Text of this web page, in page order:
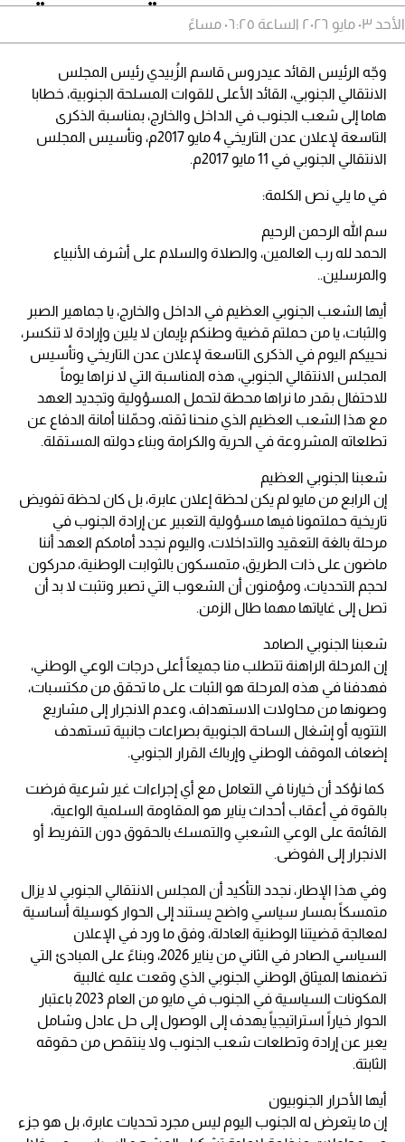
الأحد ٠٣ مايو ٢٠٢٦ الساعة ٠٦:٢٥ مساءً
وجّه الرئيس القائد عيدروس قاسم الزُبيدي رئيس المجلس
الانتقالي الجنوبي، القائد الأعلى للقوات المسلحة الجنوبية، خطابا
هاما إلى شعب الجنوب في الداخل والخارج، بمناسبة الذكرى
التاسعة لإعلان عدن التاريخي 4 مايو 2017م، وتأسيس المجلس
الانتقالي الجنوبي في 11 مايو 2017م.
في ما يلي نص الكلمة:
سم الله الرحمن الرحيم
الحمد لله رب العالمين، والصلاة والسلام على أشرف الأنبياء
والمرسلين..
أيها الشعب الجنوبي العظيم في الداخل والخارج، يا جماهير الصبر
والثبات، يا من حملتم قضية وطنكم بإيمان لا يلين وإرادة لا تنكسر،
نحييكم اليوم في الذكرى التاسعة لإعلان عدن التاريخي وتأسيس
المجلس الانتقالي الجنوبي، هذه المناسبة التي لا نراها يوماً
للاحتفال بقدر ما نراها محطة لتحمل المسؤولية وتجديد العهد
مع هذا الشعب العظيم الذي منحنا ثقته، وحمّلنا أمانة الدفاع عن
تطلعاته المشروعة في الحرية والكرامة وبناء دولته المستقلة.
شعبنا الجنوبي العظيم
إن الرابع من مايو لم يكن لحظة إعلان عابرة، بل كان لحظة تفويض
تاريخية حملتمونا فيها مسؤولية التعبير عن إرادة الجنوب في
مرحلة بالغة التعقيد والتداخلات، واليوم نجدد أمامكم العهد أننا
ماضون على ذات الطريق، متمسكون بالثوابت الوطنية، مدركون
لحجم التحديات، ومؤمنون أن الشعوب التي تصبر وتثبت لا بد أن
تصل إلى غاياتها مهما طال الزمن.
شعبنا الجنوبي الصامد
إن المرحلة الراهنة تتطلب منا جميعاً أعلى درجات الوعي الوطني،
فهدفنا في هذه المرحلة هو الثبات على ما تحقق من مكتسبات،
وصونها من محاولات الاستهداف، وعدم الانجرار إلى مشاريع
التتويه أو إشغال الساحة الجنوبية بصراعات جانبية تستهدف
إضعاف الموقف الوطني وإرباك القرار الجنوبي.
كما نؤكد أن خيارنا في التعامل مع أي إجراءات غير شرعية فرضت
بالقوة في أعقاب أحداث يناير هو المقاومة السلمية الواعية،
القائمة على الوعي الشعبي والتمسك بالحقوق دون التفريط أو
الانجرار إلى الفوضى.
وفي هذا الإطار، نجدد التأكيد أن المجلس الانتقالي الجنوبي لا يزال
متمسكاً بمسار سياسي واضح يستند إلى الحوار كوسيلة أساسية
لمعالجة قضيتنا الوطنية العادلة، وفق ما ورد في الإعلان
السياسي الصادر في الثاني من يناير 2026، وبناءً على المبادئ التي
تضمنها الميثاق الوطني الجنوبي الذي وقعت عليه غالبية
المكونات السياسية في الجنوب في مايو من العام 2023 باعتبار
الحوار خياراً استراتيجياً يهدف إلى الوصول إلى حل عادل وشامل
يعبر عن إرادة وتطلعات شعب الجنوب ولا ينتقص من حقوقه
الثابتة.
أيها الأحرار الجنوبيون
إن ما يتعرض له الجنوب اليوم ليس مجرد تحديات عابرة، بل هو جزء